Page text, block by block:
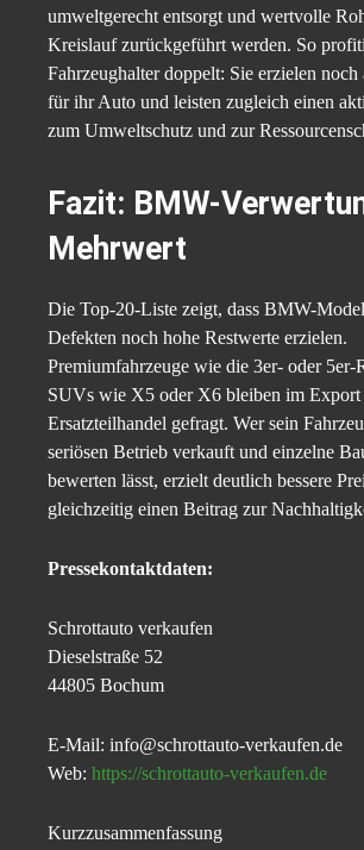
umweltgerecht entsorgt und wertvolle
Kreislauf zurückgeführt werden. So
Fahrzeughalter doppelt: Sie erzielen
für ihr Auto und leisten zugleich einen
zum Umweltschutz und zur
Fazit: BMW-
Mehrwert
Die Top-20-Liste zeigt, dass BMW-
Defekten noch hohe Restwerte erzielen.
Premiumfahrzeuge wie die 3er- oder 5er-
SUVs wie X5 oder X6 bleiben im Export
Ersatzteilhandel gefragt. Wer sein
seriösen Betrieb verkauft und einzelne
bewerten lässt, erzielt deutlich bessere
gleichzeitig einen Beitrag zur
Pressekontaktdaten:
Schrottauto verkaufen
Dieselstraße 52
44805 Bochum
E-Mail: info@schrottauto-verkaufen.de
Web: https://schrottauto-verkaufen.de
Kurzzusammenfassung